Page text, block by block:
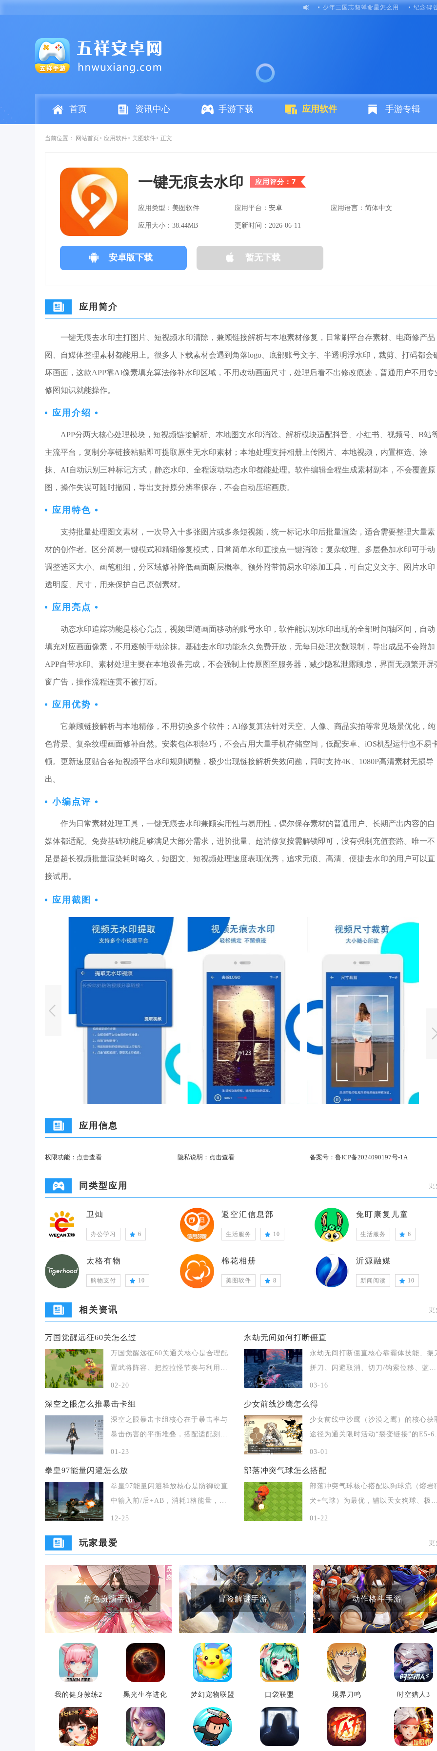
少年三国志貂蝉命星怎么用 纪念碑
首页 资讯中心 手游下载 应用软件 手游专辑
当前位置： 网站首页 应用软件 美图软件 正文
一键无痕去水印 应用评分：7
应用类型：美图软件 应用平台：安卓 应用语言：简体中文
应用大小：38.44MB 更新时间：2026-06-11
安卓版下载 暂无下载
应用简介
一键无痕去水印主打图片、短视频水印清除，兼顾链接解析与本地素材修复，日常刷平台存素材、电商修产品
图、自媒体整理素材都能用上。很多人下载素材会遇到角落logo、底部账号文字、半透明浮水印，裁剪、打码都会
坏画面，这款APP靠AI像素填充算法修补水印区域，不用改动画面尺寸，处理后看不出修改痕迹，普通用户不用专
修图知识就能操作。
应用介绍
APP分两大核心处理模块，短视频链接解析、本地图文水印消除。解析模块适配抖音、小红书、视频号、B站
主流平台，复制分享链接粘贴即可提取原生无水印素材；本地处理支持相册上传图片、本地视频，内置框选、涂
抹、AI自动识别三种标记方式，静态水印、全程滚动动态水印都能处理。软件编辑全程生成素材副本，不会覆盖原
图，操作失误可随时撤回，导出支持原分辨率保存，不会自动压缩画质。
应用特色
支持批量处理图文素材，一次导入十多张图片或多条短视频，统一标记水印后批量渲染，适合需要整理大量素
材的创作者。区分简易一键模式和精细修复模式，日常简单水印直接点一键消除；复杂纹理、多层叠加水印可手动
调整选区大小、画笔粗细，分区域修补降低画面断层概率。额外附带简易水印添加工具，可自定义文字、图片水印
透明度、尺寸，用来保护自己原创素材。
应用亮点
动态水印追踪功能是核心亮点，视频里随画面移动的账号水印，软件能识别水印出现的全部时间轴区间，自动
填充对应画面像素，不用逐帧手动涂抹。基础去水印功能永久免费开放，无每日处理次数限制，导出成品不会附加
APP自带水印。素材处理主要在本地设备完成，不会强制上传原图至服务器，减少隐私泄露顾虑，界面无频繁开屏
窗广告，操作流程连贯不被打断。
应用优势
它兼顾链接解析与本地精修，不用切换多个软件；AI修复算法针对天空、人像、商品实拍等常见场景优化，纯
色背景、复杂纹理画面修补自然。安装包体积轻巧，不会占用大量手机存储空间，低配安卓、iOS机型运行也不易
顿。更新速度贴合各短视频平台水印规则调整，极少出现链接解析失效问题，同时支持4K、1080P高清素材无损导
出。
小编点评
作为日常素材处理工具，一键无痕去水印兼顾实用性与易用性，偶尔保存素材的普通用户、长期产出内容的自
媒体都适配。免费基础功能足够满足大部分需求，进阶批量、超清修复按需解锁即可，没有强制充值套路。唯一不
足是超长视频批量渲染耗时略久，短图文、短视频处理速度表现优秀，追求无痕、高清、便捷去水印的用户可以直
接试用。
应用截图
应用信息
权限功能： 点击查看 隐私说明： 点击查看 备案号：鲁ICP备2024090197号-1A
同类型应用 更
卫灿
办公学习 6
返空汇信息部
生活服务 10
兔盯康复儿童
生活服务 6
太格有物
购物支付 10
棉花相册
美图软件 8
沂源融媒
新闻阅读 10
相关资讯 更
万国觉醒远征60关怎么过
万国觉醒远征60关通关核心是合理配
置武将阵容、把控拉怪节奏与利用地
形拆分敌军，稳
02-20
永劫无间如何打断僵直
永劫无间打断僵直核心靠霸体技能、振
拼刀、闪避取消、切刀/钩索位移、蓝顶
反制五大
03-16
深空之眼怎么推暴击卡组
深空之眼暴击卡组核心在于暴击率与
暴击伤害的平衡堆叠，搭配适配刻
印、神格、钥从及队
01-23
少女前线沙鹰怎么得
少女前线中沙鹰（沙漠之鹰）的核心获
途径为通关限时活动“裂变链接”的E5-6
卡
03-01
拳皇97能量闪避怎么放
拳皇97能量闪避释放核心是防御硬直
中输入前/后+AB，消耗1格能量，实
现无敌翻滚
12-25
部落冲突气球怎么搭配
部落冲突气球核心搭配以狗球流（熔岩
犬+气球）为最优，辅以天女狗球、极
狗球、石
01-22
玩家最爱 更
角色扮演手游
我的健身教练2 黑光生存进化
冒险解谜手游
梦幻宠物联盟 口袋联盟
动作格斗手游
境界刀鸣 时空猎人3